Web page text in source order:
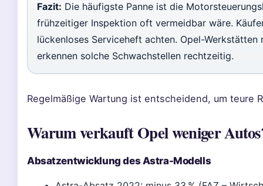
Fazit: Die häufigste Panne ist die
frühzeitiger Inspektion oft vermeidbar wäre.
lückenloses Serviceheft achten. Opel-
erkennen solche Schwachstellen rechtzeitig.
Regelmäßige Wartung ist entscheidend, um teure
Warum verkauft Opel weniger
Absatzentwicklung des Astra-Modells